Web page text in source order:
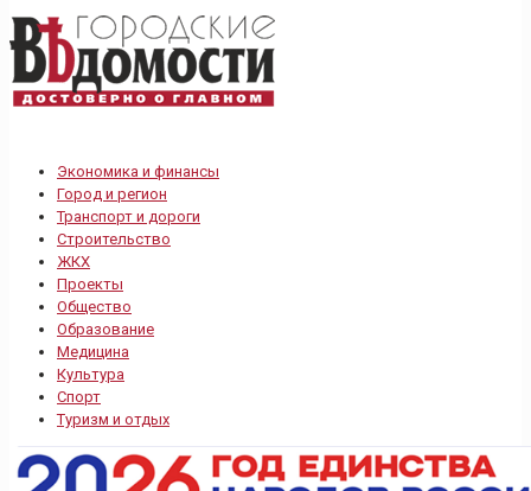
Экономика и финансы
Город и регион
Транспорт и дороги
Строительство
ЖКХ
Проекты
Общество
Образование
Медицина
Культура
Спорт
Туризм и отдых